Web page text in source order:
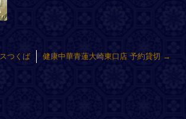
つくば 健康中華青蓮大崎東口店 予約貸切 →